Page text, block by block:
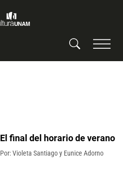
El final del horario de verano
Por:Violeta Santiagoy Eunice Adorno